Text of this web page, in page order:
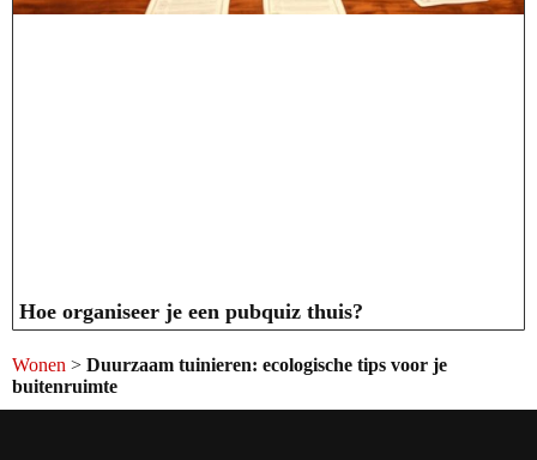
Hoe organiseer je een pubquiz thuis?
Wonen > Duurzaam tuinieren: ecologische tips voor je
buitenruimte